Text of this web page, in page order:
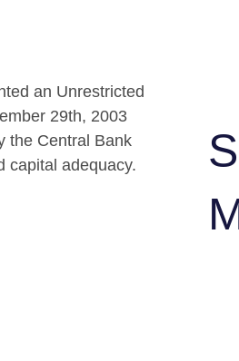
an Unrestricted
29th, 2003
the Central Bank
capital adequacy.